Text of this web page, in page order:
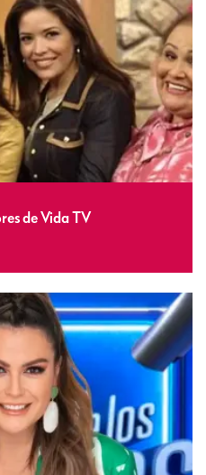
de Vida TV